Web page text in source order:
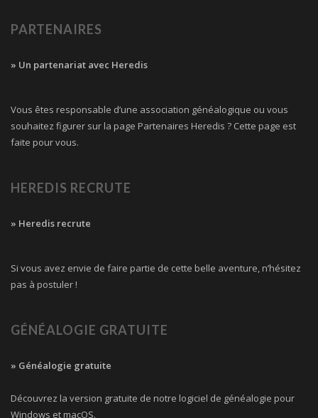
PARTENAIRES
» Un partenariat avec Heredis
Vous êtes responsable d’une association généalogique ou vous
souhaitez figurer sur la page Partenaires Heredis ? Cette page est
faite pour vous.
HEREDIS RECRUTE
» Heredis recrute
Si vous avez envie de faire partie de cette belle aventure, n’hésitez
pas à postuler !
GÉNÉALOGIE GRATUITE
» Généalogie gratuite
Découvrez la version gratuite de notre logiciel de généalogie pour
Windows et macOS.